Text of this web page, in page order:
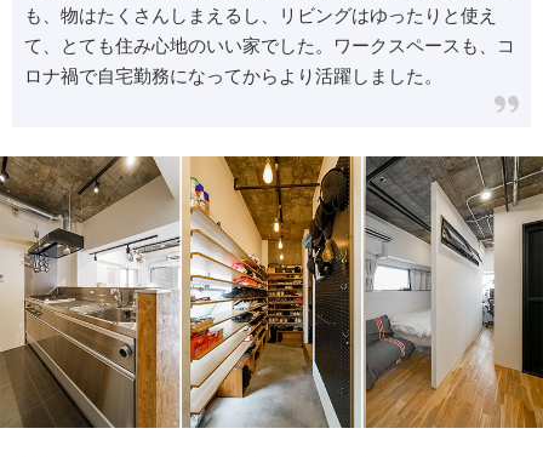
も、物はたくさんしまえるし、リビングはゆったりと使え
て、とても住み心地のいい家でした。ワークスペースも、コ
ロナ禍で自宅勤務になってからより活躍しました。